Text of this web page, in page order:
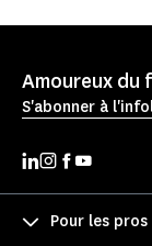
Amoureux du
S'abonner à
Pour les pros